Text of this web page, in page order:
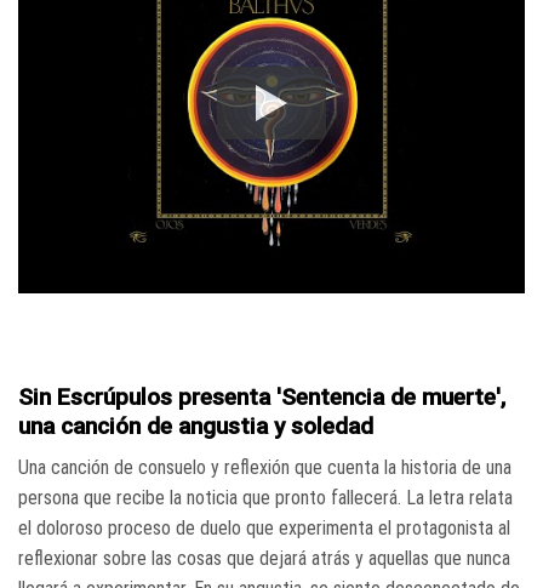
Sin Escrúpulos presenta 'Sentencia de muerte',
una canción de angustia y soledad
Una canción de consuelo y reflexión que cuenta la historia de una
persona que recibe la noticia que pronto fallecerá. La letra relata
el doloroso proceso de duelo que experimenta el protagonista al
reflexionar sobre las cosas que dejará atrás y aquellas que nunca